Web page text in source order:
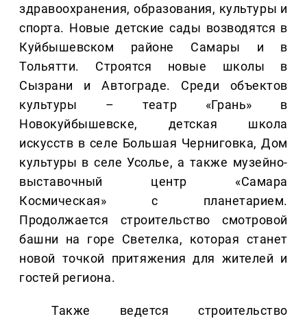
здравоохранения, образования, культуры и
спорта. Новые детские сады возводятся в
Куйбышевском районе Самары и в
Тольятти. Строятся новые школы в
Сызрани и Автограде. Среди объектов
культуры – театр «Грань» в
Новокуйбышевске, детская школа
искусств в селе Большая Черниговка, Дом
культуры в селе Усолье, а также музейно-
выставочный центр «Самара
Космическая» с планетарием.
Продолжается строительство смотровой
башни на горе Светелка, которая станет
новой точкой притяжения для жителей и
гостей региона.
Также ведется строительство